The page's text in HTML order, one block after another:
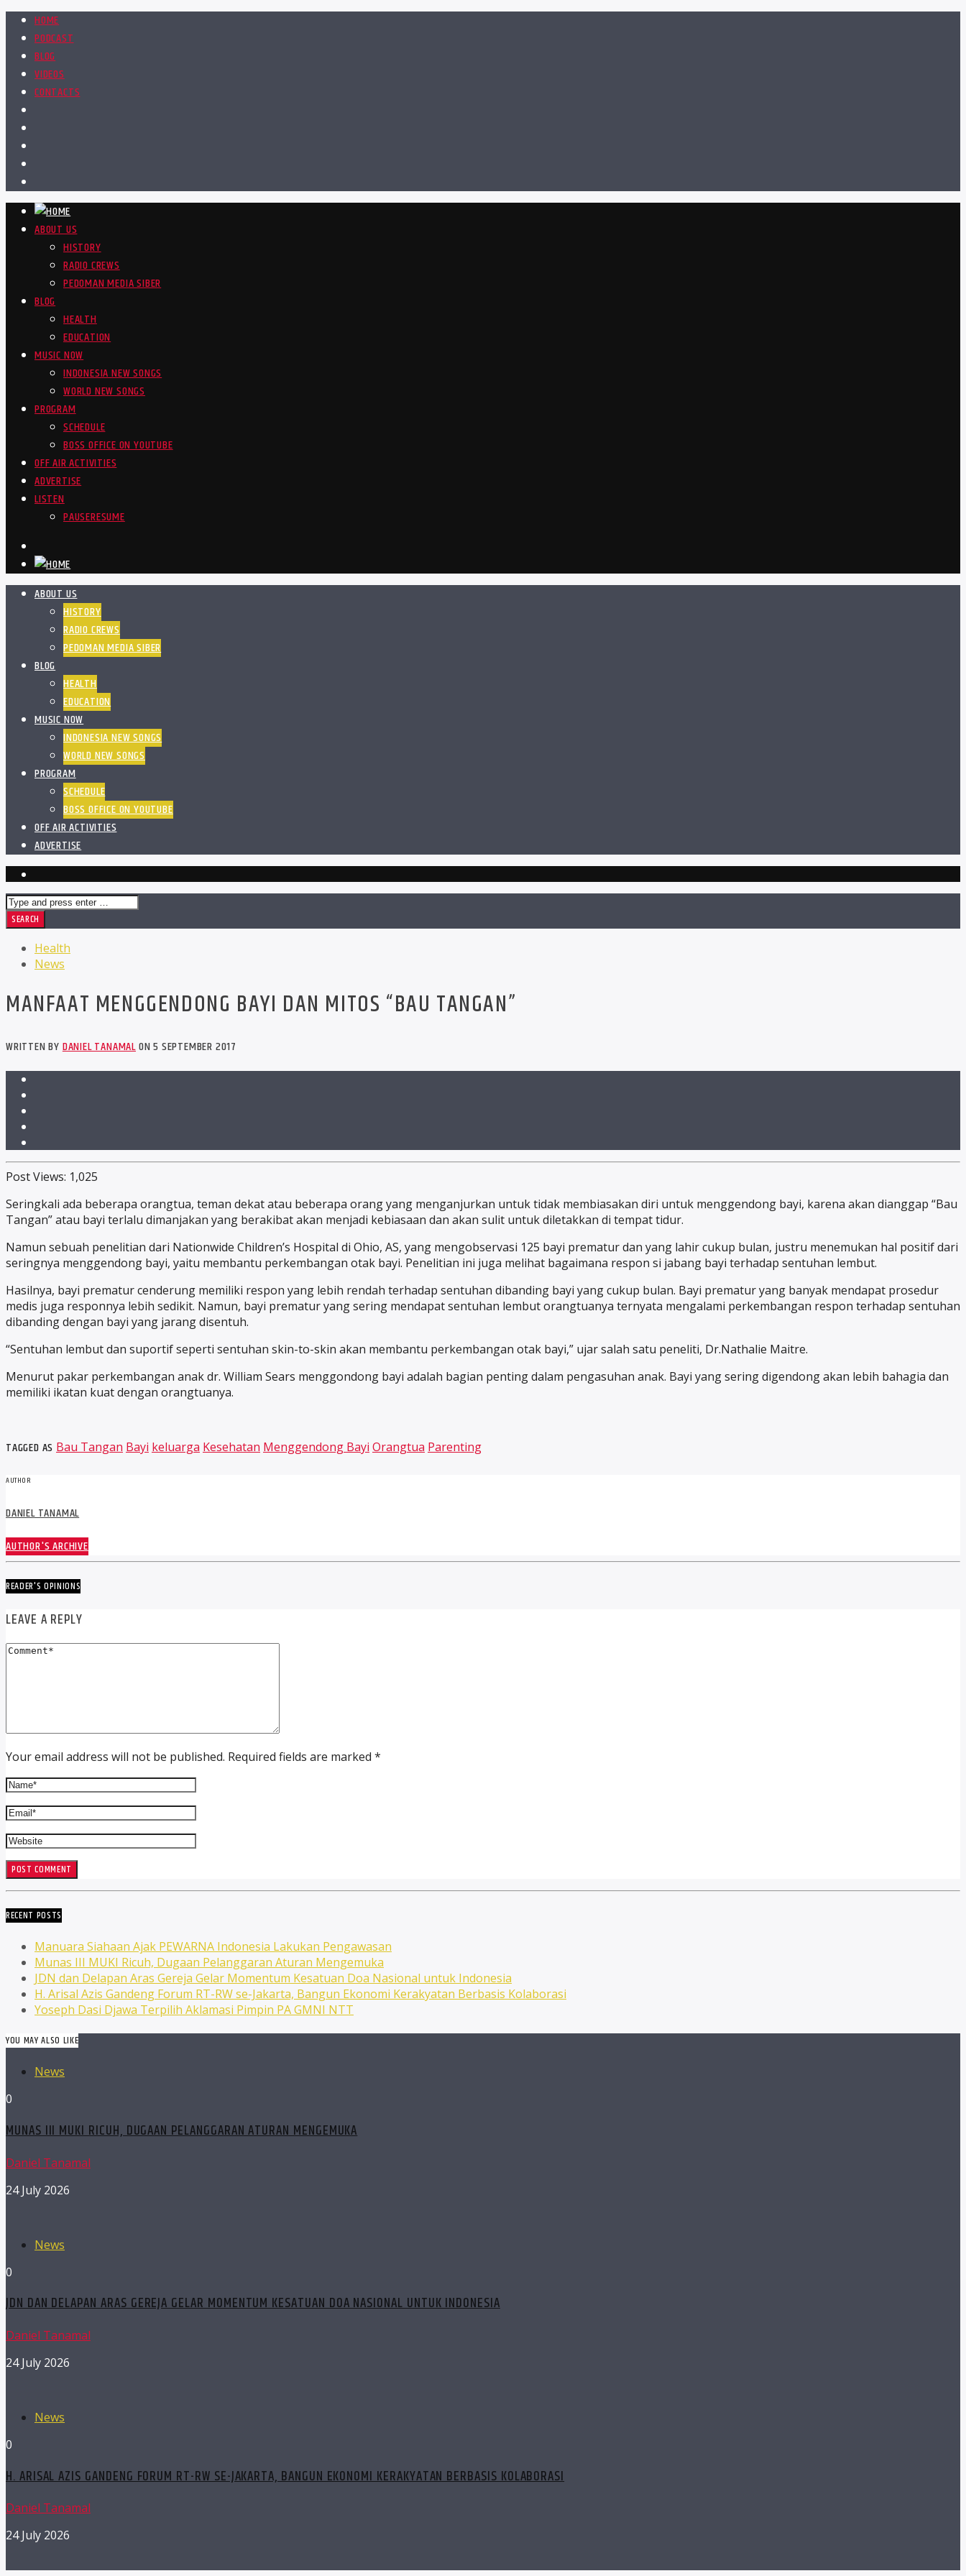
HOME
PODCAST
BLOG
VIDEOS
CONTACTS
ABOUT US
HISTORY
RADIO CREWS
PEDOMAN MEDIA SIBER
BLOG
HEALTH
EDUCATION
MUSIC NOW
INDONESIA NEW SONGS
WORLD NEW SONGS
PROGRAM
SCHEDULE
BOSS OFFICE ON YOUTUBE
OFF AIR ACTIVITIES
ADVERTISE
LISTEN
PAUSERESUME
ABOUT US
HISTORY
RADIO CREWS
PEDOMAN MEDIA SIBER
BLOG
HEALTH
EDUCATION
MUSIC NOW
INDONESIA NEW SONGS
WORLD NEW SONGS
PROGRAM
SCHEDULE
BOSS OFFICE ON YOUTUBE
OFF AIR ACTIVITIES
ADVERTISE
Health
News
MANFAAT MENGGENDONG BAYI DAN MITOS “BAU TANGAN”
WRITTEN BYDANIEL TANAMALON 5 SEPTEMBER 2017
Post Views: 1,025
Seringkali ada beberapa orangtua, teman dekat atau beberapa orang yang menganjurkan untuk tidak membiasakan diri untuk menggendong bayi, karena akan dianggap “Bau
Tangan” atau bayi terlalu dimanjakan yang berakibat akan menjadi kebiasaan dan akan sulit untuk diletakkan di tempat tidur.
Namun sebuah penelitian dari Nationwide Children’s Hospital di Ohio, AS, yang mengobservasi 125 bayi prematur dan yang lahir cukup bulan, justru menemukan hal positif dari
seringnya menggendong bayi, yaitu membantu perkembangan otak bayi. Penelitian ini juga melihat bagaimana respon si jabang bayi terhadap sentuhan lembut.
Hasilnya, bayi prematur cenderung memiliki respon yang lebih rendah terhadap sentuhan dibanding bayi yang cukup bulan. Bayi prematur yang banyak mendapat prosedur
medis juga responnya lebih sedikit. Namun, bayi prematur yang sering mendapat sentuhan lembut orangtuanya ternyata mengalami perkembangan respon terhadap sentuhan
dibanding dengan bayi yang jarang disentuh.
“Sentuhan lembut dan suportif seperti sentuhan skin-to-skin akan membantu perkembangan otak bayi,” ujar salah satu peneliti, Dr.Nathalie Maitre.
Menurut pakar perkembangan anak dr. William Sears menggondong bayi adalah bagian penting dalam pengasuhan anak. Bayi yang sering digendong akan lebih bahagia dan
memiliki ikatan kuat dengan orangtuanya.
TAGGED AS Bau Tangan Bayi keluarga Kesehatan Menggendong Bayi Orangtua Parenting
AUTHOR
DANIEL TANAMAL
AUTHOR'S ARCHIVE
READER'S OPINIONS
LEAVE A REPLY
Your email address will not be published. Required fields are marked *
RECENT POSTS
Manuara Siahaan Ajak PEWARNA Indonesia Lakukan Pengawasan
Munas III MUKI Ricuh, Dugaan Pelanggaran Aturan Mengemuka
JDN dan Delapan Aras Gereja Gelar Momentum Kesatuan Doa Nasional untuk Indonesia
H. Arisal Azis Gandeng Forum RT-RW se-Jakarta, Bangun Ekonomi Kerakyatan Berbasis Kolaborasi
Yoseph Dasi Djawa Terpilih Aklamasi Pimpin PA GMNI NTT
YOU MAY ALSO LIKE
News
0
MUNAS III MUKI RICUH, DUGAAN PELANGGARAN ATURAN MENGEMUKA
Daniel Tanamal
24 July 2026
News
0
JDN DAN DELAPAN ARAS GEREJA GELAR MOMENTUM KESATUAN DOA NASIONAL UNTUK INDONESIA
Daniel Tanamal
24 July 2026
News
0
H. ARISAL AZIS GANDENG FORUM RT-RW SE-JAKARTA, BANGUN EKONOMI KERAKYATAN BERBASIS KOLABORASI
Daniel Tanamal
24 July 2026